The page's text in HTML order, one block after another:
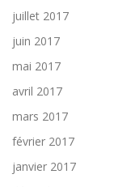
juillet 2017
juin 2017
mai 2017
avril 2017
mars 2017
février 2017
janvier 2017